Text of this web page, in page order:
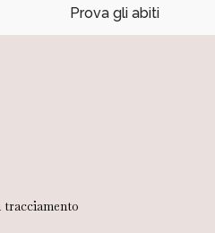
Prova gli abiti